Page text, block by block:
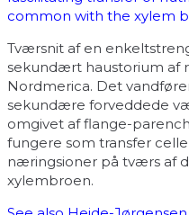
common with the xylem
Tværsnit af en
sekundært haustorium af
Nordmerica. Det
sekundære forveddede
omgivet af flange-
fungere som transfer
næringsioner på tværs af
xylembroen.